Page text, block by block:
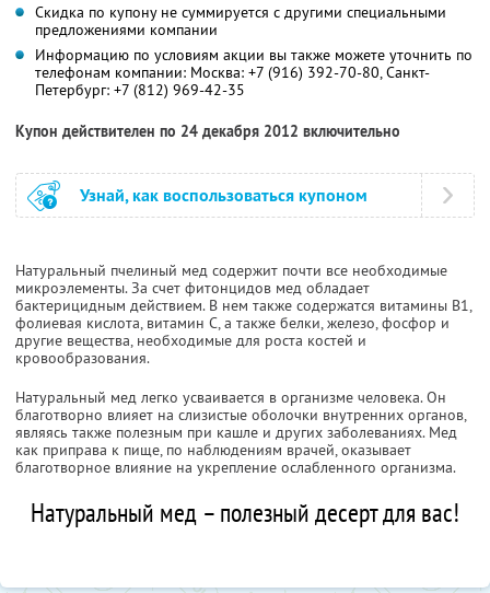
Скидка по купону не суммируется с другими специальными
предложениями компании
Информацию по условиям акции вы также можете уточнить по
телефонам компании: Москва: +7 (916) 392-70-80,Санкт-
Петербург: +7 (812) 969-42-35
Купон действителен по 24 декабря 2012 включительно
Узнай, как воспользоваться купоном
Натуральный пчелиный мед содержит почти все необходимые
микроэлементы. За счет фитонцидов мед обладает
бактерицидным действием. В нем также содержатся витамины B1,
фолиевая кислота, витамин С, а также белки, железо, фосфор и
другие вещества, необходимые для роста костей и
кровообразования.
Натуральный мед легко усваивается в организме человека. Он
благотворно влияет на слизистые оболочки внутренних органов,
являясь также полезным при кашле и других заболеваниях. Мед
как приправа к пище, по наблюдениям врачей, оказывает
благотворное влияние на укрепление ослабленного организма.
Натуральный мед – полезный десерт для вас!